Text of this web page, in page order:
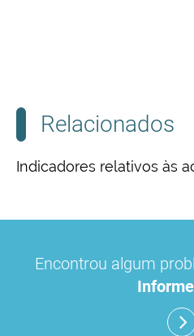
Relacionados
Indicadores relativos às
Encontrou algum